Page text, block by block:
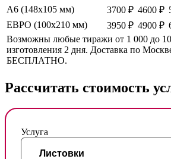
А6 (148х105 мм)
3700 ₽ 4600 ₽
ЕВРО (100х210 мм)
3950 ₽ 4900 ₽
Возможны любые тиражи от 1 000 до
изготовления 2 дня. Доставка по
БЕСПЛАТНО.
Рассчитать стоимость
Услуга